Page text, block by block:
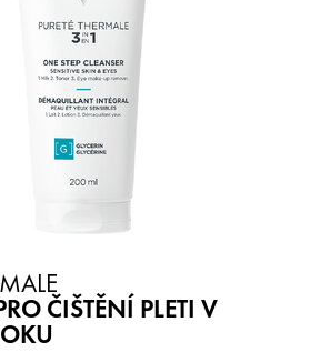
ČIŠTĚNÍ PLETI V